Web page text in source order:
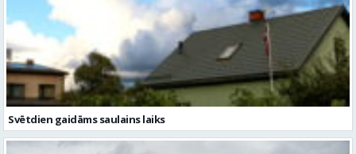
Svētdien gaidāms saulains laiks